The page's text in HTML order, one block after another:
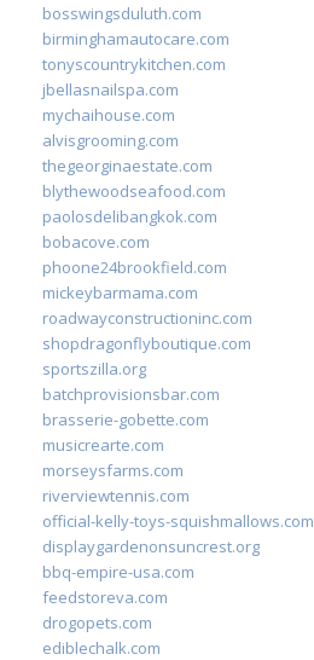
bosswingsduluth.com
birminghamautocare.com
tonyscountrykitchen.com
jbellasnailspa.com
mychaihouse.com
alvisgrooming.com
thegeorginaestate.com
blythewoodseafood.com
paolosdelibangkok.com
bobacove.com
phoone24brookfield.com
mickeybarmama.com
roadwayconstructioninc.com
shopdragonflyboutique.com
sportszilla.org
batchprovisionsbar.com
brasserie-gobette.com
musicrearte.com
morseysfarms.com
riverviewtennis.com
official-kelly-toys-squishmallows.com
displaygardenonsuncrest.org
bbq-empire-usa.com
feedstoreva.com
drogopets.com
ediblechalk.com